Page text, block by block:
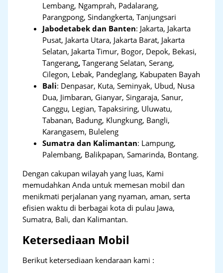
Lembang, Ngamprah, Padalarang,
Parangpong, Sindangkerta, Tanjungsari
Jabodetabek dan Banten: Jakarta, Jakarta
Pusat, Jakarta Utara, Jakarta Barat, Jakarta
Selatan, Jakarta Timur, Bogor, Depok, Bekasi,
Tangerang,Tangerang Selatan, Serang,
Cilegon, Lebak, Pandeglang, Kabupaten Bayah
Bali: Denpasar, Kuta, Seminyak, Ubud, Nusa
Dua, Jimbaran, Gianyar, Singaraja, Sanur,
Canggu, Legian, Tapaksiring, Uluwatu,
Tabanan, Badung, Klungkung, Bangli,
Karangasem, Buleleng
Sumatra dan Kalimantan: Lampung,
Palembang, Balikpapan, Samarinda, Bontang.
Dengan cakupan wilayah yang luas, Kami
memudahkan Anda untuk memesan mobil dan
menikmati perjalanan yang nyaman, aman, serta
efisien waktu di berbagai kota di pulau Jawa,
Sumatra, Bali, dan Kalimantan.
Ketersediaan Mobil
Berikut ketersediaan kendaraan kami :